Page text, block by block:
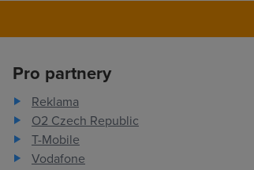
Pro partnery
Reklama
O2 Czech Republic
T-Mobile
Vodafone